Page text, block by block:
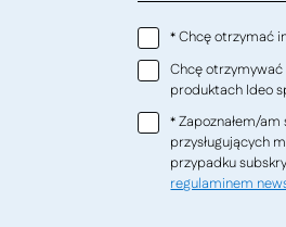
* Chcę otrzymać
Chcę
produktach Ideo
* Zapoznałem/
przysługujących
przypadku
regulaminem